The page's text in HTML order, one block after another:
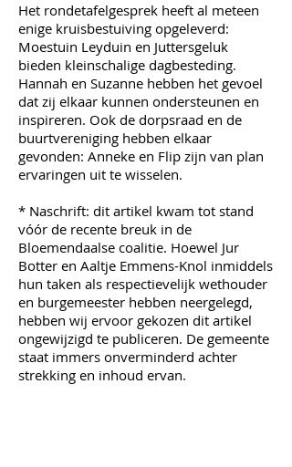
Het rondetafelgesprek heeft al meteen
enige kruisbestuiving opgeleverd:
Moestuin Leyduin en Juttersgeluk
bieden kleinschalige dagbesteding.
Hannah en Suzanne hebben het gevoel
dat zij elkaar kunnen ondersteunen en
inspireren. Ook de dorpsraad en de
buurtvereniging hebben elkaar
gevonden: Anneke en Flip zijn van plan
ervaringen uit te wisselen.
* Naschrift: dit artikel kwam tot stand
vóór de recente breuk in de
Bloemendaalse coalitie. Hoewel Jur
Botter en Aaltje Emmens-Knol inmiddels
hun taken als respectievelijk wethouder
en burgemeester hebben neergelegd,
hebben wij ervoor gekozen dit artikel
ongewijzigd te publiceren. De gemeente
staat immers onverminderd achter
strekking en inhoud ervan.